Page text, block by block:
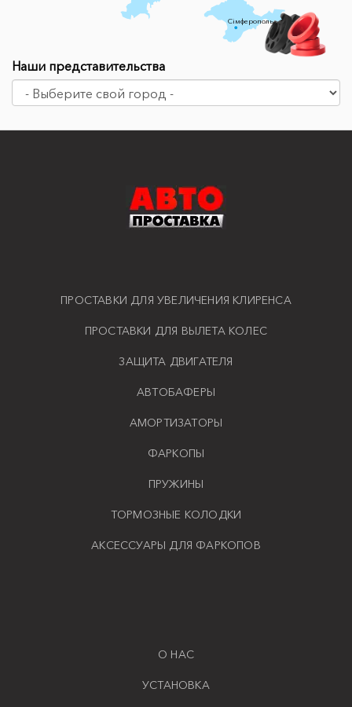
Сімферополь
Наши представительства
ПРОСТАВКИ ДЛЯ УВЕЛИЧЕНИЯ КЛИРЕНСА
ПРОСТАВКИ ДЛЯ ВЫЛЕТА КОЛЕС
ЗАЩИТА ДВИГАТЕЛЯ
АВТОБАФЕРЫ
АМОРТИЗАТОРЫ
ФАРКОПЫ
ПРУЖИНЫ
ТОРМОЗНЫЕ КОЛОДКИ
АКСЕССУАРЫ ДЛЯ ФАРКОПОВ
О НАС
УСТАНОВКА